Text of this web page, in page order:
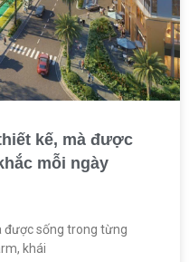
kế, mà được
mỗi ngày
được sống trong từng
khái